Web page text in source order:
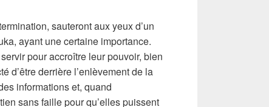
sauteront aux yeux d’un
ayant une certaine importance.
pour accroître leur pouvoir, bien
d’être derrière l’enlèvement de la
informations et, quand
sans faille pour qu’elles puissent